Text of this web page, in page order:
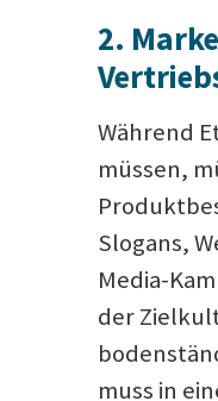
2.
Während
müssen,
Slogans,
Media-
der
muss in